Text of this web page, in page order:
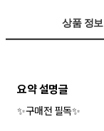
상품 정보
✨구매전 필독✨